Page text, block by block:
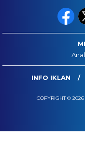
INFO IKLAN
COPYRIGHT © 2026